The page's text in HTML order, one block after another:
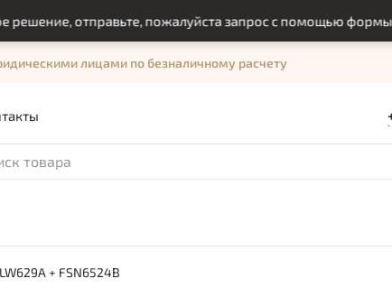
отправьте, пожалуйста запрос с помощью формы
лицами по безналичному расчету
+ FSN6524B